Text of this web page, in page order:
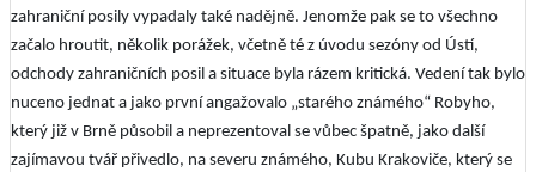
zahraniční posily vypadaly také nadějně. Jenomže pak se to všechno
začalo hroutit, několik porážek, včetně té z úvodu sezóny od Ústí,
odchody zahraničních posil a situace byla rázem kritická. Vedení tak bylo
nuceno jednat a jako první angažovalo „starého známého“ Robyho,
který již v Brně působil a neprezentoval se vůbec špatně, jako další
zajímavou tvář přivedlo, na severu známého, Kubu Krakoviče, který se